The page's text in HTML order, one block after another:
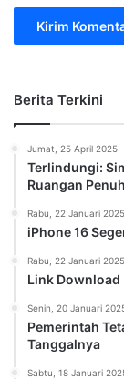
Berita Terkini
Jumat, 25 April 2025
Terlindungi:
Ruangan Penuh
Rabu, 22 Januari 2025
iPhone 16
Rabu, 22 Januari 2025
Link Download
Senin, 20 Januari
Pemerintah
Tanggalnya
Sabtu, 18 Januari